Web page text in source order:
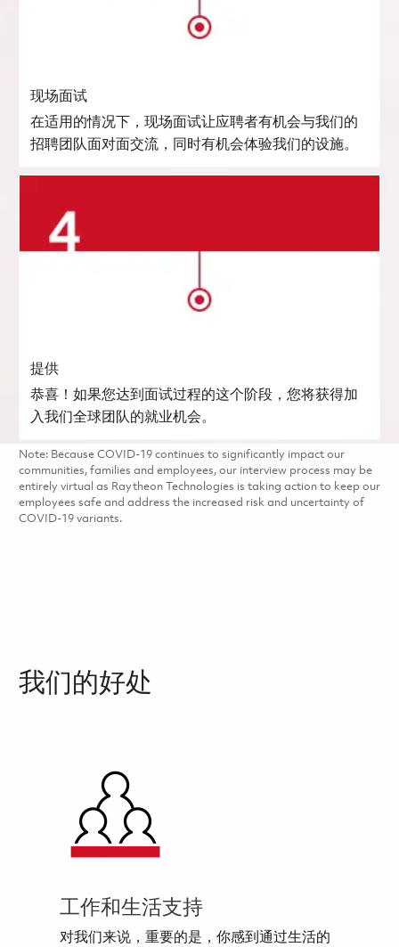
现场面试
在适用的情况下，现场面试让应聘者有机会与我们的
招聘团队面对面交流，同时有机会体验我们的设施。
提供
恭喜！如果您达到面试过程的这个阶段，您将获得加
入我们全球团队的就业机会。
Note: Because COVID-19 continues to significantly impact our
communities, families and employees, our interview process may be
entirely virtual as Raytheon Technologies is taking action to keep our
employees safe and address the increased risk and uncertainty of
COVID-19 variants.
我们的好处
工作和生活支持
对我们来说，重要的是，你感到通过生活的